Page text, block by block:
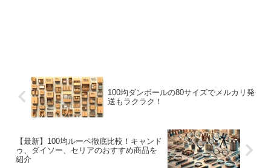
100均ダンボールの80サイズでメルカリ発
送もラクラク！
【最新】100均ルーペ徹底比較！キャンド
ゥ、ダイソー、セリアのおすすめ商品を
紹介